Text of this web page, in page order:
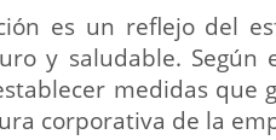
es un reflejo del
y saludable. Según
medidas que
corporativa de la